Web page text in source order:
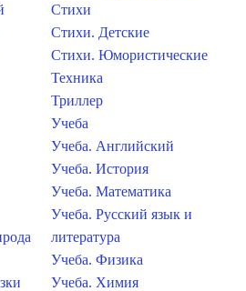
Стихи
Стихи. Детские
Стихи. Юмористические
Техника
Триллер
Учеба
Учеба. Английский
Учеба. История
Учеба. Математика
Учеба. Русский язык и
литература
Учеба. Физика
Учеба. Химия